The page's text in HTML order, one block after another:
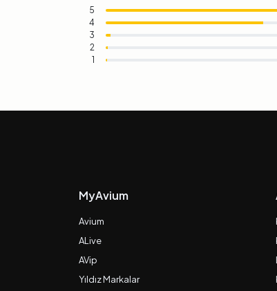
5
4
3
2
1
MyAvium
Avium
ALive
AVip
Yıldız Markalar